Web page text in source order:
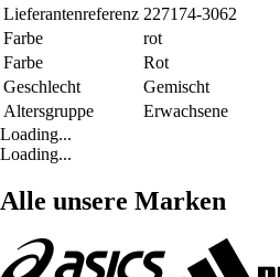
Lieferantenreferenz 227174-3062
Farbe
rot
Farbe
Rot
Geschlecht
Gemischt
Altersgruppe
Erwachsene
Loading...
Loading...
Alle unsere Marken